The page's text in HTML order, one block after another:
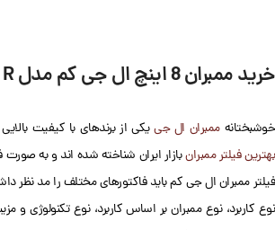
خرید ممبران 8 اینچ ال جی کم مدل LG BW 400 R
خوشبختانهممبران ال جییکی از برندهای با کیفیت
بهترین فیلتر ممبرانبازار ایران شناخته شده اند و به
فیلتر ممبران ال جی کم باید فاکتورهای مختلف را مد نظر
نوع کاربرد، نوع ممبران بر اساس کاربرد، نوع تکنولوژی